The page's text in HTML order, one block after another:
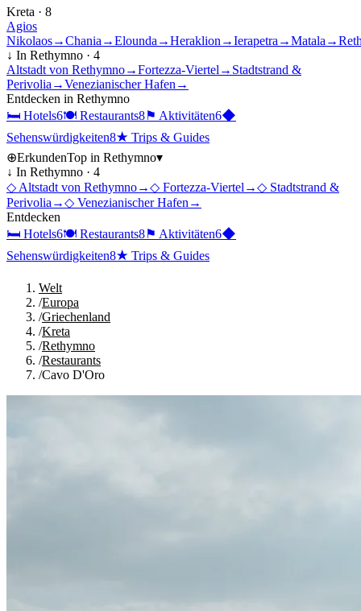
Kreta · 8
Agios
Nikolaos→Chania →Elounda →Heraklion →Ierapetra →Matala →
↓ In Rethymno · 4
Altstadt von Rethymno→Fortezza-Viertel → Stadtstrand &
Perivolia →Venezianischer Hafen →
Entdecken in Rethymno
🛏 Hotels6🍽 Restaurants8⚑ Aktivitäten6◆
Sehenswürdigkeiten8★ Trips & Guides
⊕ErkundenTop in Rethymno▾
↓ In Rethymno · 4
◇ Altstadt von Rethymno→◇ Fortezza-Viertel →◇ Stadtstrand &
Perivolia →◇ Venezianischer Hafen →
Entdecken
🛏 Hotels6🍽 Restaurants8⚑ Aktivitäten6◆
Sehenswürdigkeiten8★ Trips & Guides
Welt
/Europa
/Griechenland
/Kreta
/Rethymno
/Restaurants
/Cavo D'Oro